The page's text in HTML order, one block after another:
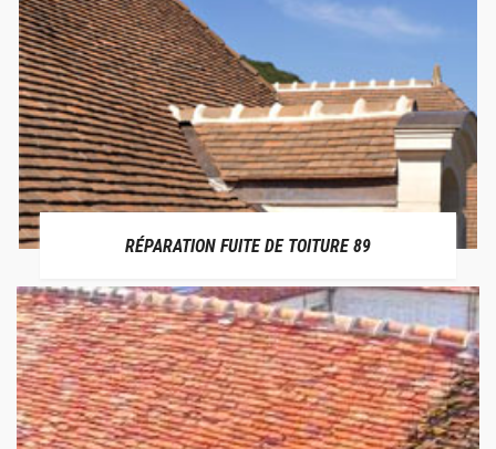
RÉPARATION FUITE DE TOITURE 89